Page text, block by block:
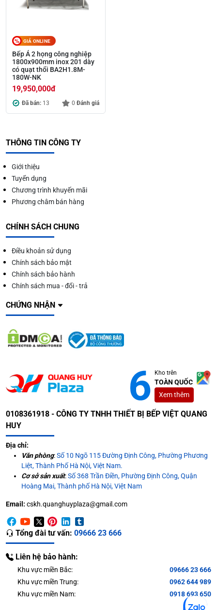
GIÁ ONLINE
Bếp Á 2 họng công nghiệp
1800x900mm inox 201 dày
có quạt thổi BA2H1.8M-
180W-NK
19,950,000đ
Đã bán: 13 0 Đánh giá
THÔNG TIN CÔNG TY
Giới thiệu
Tuyển dụng
Chương trình khuyến mãi
Phương châm bán hàng
CHÍNH SÁCH CHUNG
Điều khoản sử dụng
Chính sách bảo mật
Chính sách bảo hành
Chính sách mua - đổi - trả
CHỨNG NHẬN
Kho trên
TOÀN QUỐC
Xem thêm
0108361918 - CÔNG TY TNHH THIẾT BỊ BẾP VIỆT QUANG
HUY
Địa chỉ:
Văn phòng:Số 10 Ngõ 115 Đường Định Công, Phường Phương
Liệt, Thành Phố Hà Nội, Việt Nam.
Cơ sở sản xuất:Số 368 Trần Điền, Phường Định Công, Quận
Hoàng Mai, Thành phố Hà Nội, Việt Nam
Email: cskh.quanghuyplaza@gmail.com
Tổng đài tư vấn: 09666 23 666
Liên hệ bảo hành:
Khu vực miền Bắc:
09666 23 666
Khu vực miền Trung:
0962 644 989
Khu vực miền Nam:
0918 693 650